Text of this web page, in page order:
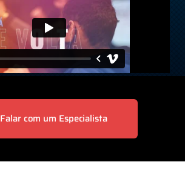
Falar com um Especialista